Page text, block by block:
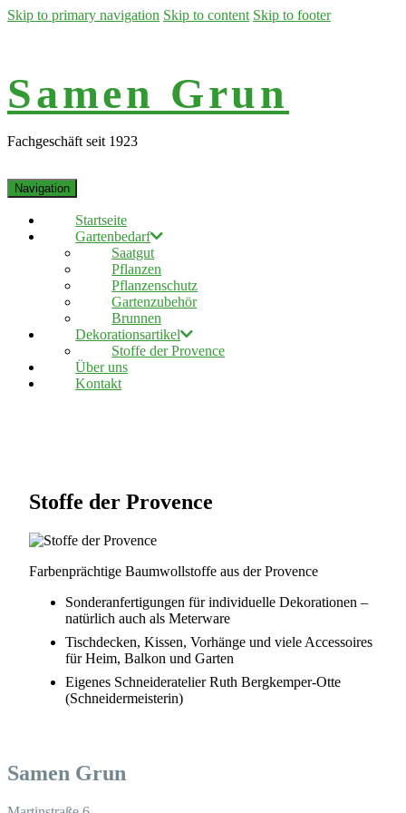
Skip to primary navigation Skip to content Skip to footer
Samen Grun
Fachgeschäft seit 1923
Navigation
Startseite
Gartenbedarf
Saatgut
Pflanzen
Pflanzenschutz
Gartenzubehör
Brunnen
Dekorationsartikel
Stoffe der Provence
Über uns
Kontakt
Stoffe der Provence
Farbenprächtige Baumwollstoffe aus der Provence
Sonderanfertigungen für individuelle Dekorationen –
natürlich auch als Meterware
Tischdecken, Kissen, Vorhänge und viele Accessoires
für Heim, Balkon und Garten
Eigenes Schneideratelier Ruth Bergkemper-Otte
(Schneidermeisterin)
Samen Grun